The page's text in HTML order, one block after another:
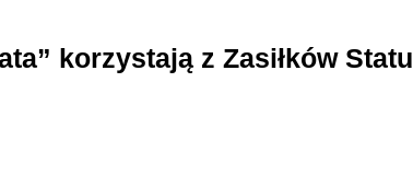
korzystają z Zasiłków